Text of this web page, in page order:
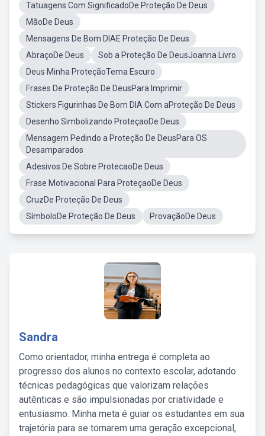
Tatuagens Com SignificadoDe Proteção De Deus
MãoDe Deus
Mensagens De Bom DIAE Proteção De Deus
AbraçoDe Deus
Sob a Proteção De DeusJoanna Livro
Deus Minha ProteçãoTema Escuro
Frases De Proteção De DeusPara Imprimir
Stickers Figurinhas De Bom DIA Com aProteção De Deus
Desenho Simbolizando ProteçaoDe Deus
Mensagem Pedindo a Proteção De DeusPara OS
Desamparados
Adesivos De Sobre ProtecaoDe Deus
Frase Motivacional Para ProteçaoDe Deus
CruzDe Proteção De Deus
SímboloDe Proteção De Deus
ProvaçãoDe Deus
Sandra
Como orientador, minha entrega é completa ao
progresso dos alunos no contexto escolar, adotando
técnicas pedagógicas que valorizam relações
autênticas e são impulsionadas por criatividade e
entusiasmo. Minha meta é guiar os estudantes em sua
trajetória para se tornarem uma geração excepcional,